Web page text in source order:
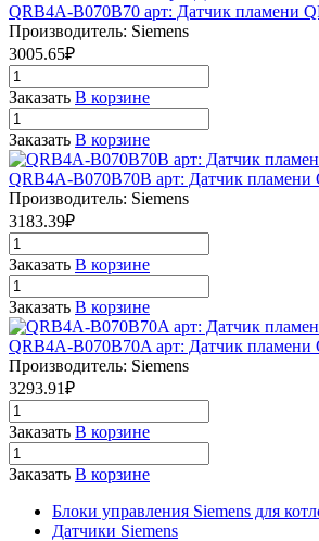
QRB4A-B070B70 арт: Датчик пламени
Производитель: Siemens
3005.65₽
Заказать В корзине
Заказать В корзине
QRB4A-B070B70B арт: Датчик
Производитель: Siemens
3183.39₽
Заказать В корзине
Заказать В корзине
QRB4A-B070B70A арт: Датчик
Производитель: Siemens
3293.91₽
Заказать В корзине
Заказать В корзине
Блоки управления Siemens для
Датчики Siemens